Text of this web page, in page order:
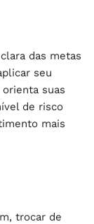
das metas
seu
suas
de risco
mais
trocar de